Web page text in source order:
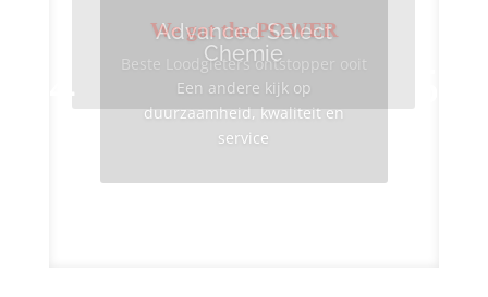
Advanced Select
Chemie
Een andere kijk op
duurzaamheid, kwaliteit en
service
We got the POWER
Beste Loodgieters ontstopper ooit